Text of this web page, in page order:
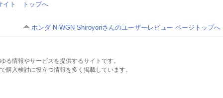
イト トップへ
ホンダ N-WGN Shiroyoriさんのユーザーレビュー ページトップへ
情報やサービスを提供するサイトです。
入検討に役立つ情報を多く掲載しています。